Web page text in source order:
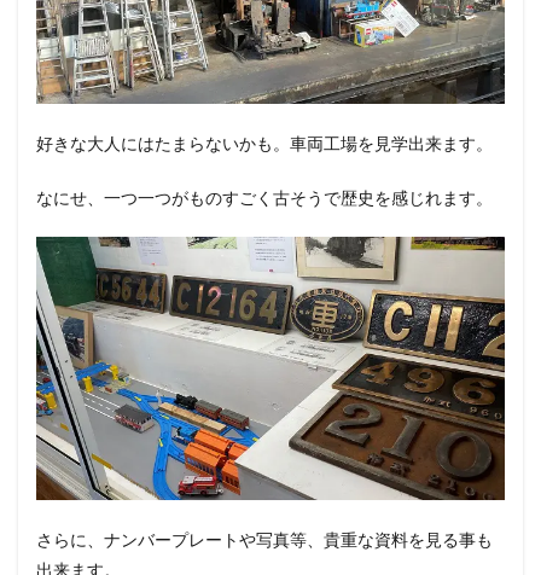
好きな大人にはたまらないかも。車両工場を見学出来ます。
なにせ、一つ一つがものすごく古そうで歴史を感じれます。
さらに、ナンバープレートや写真等、貴重な資料を見る事も
出来ます。